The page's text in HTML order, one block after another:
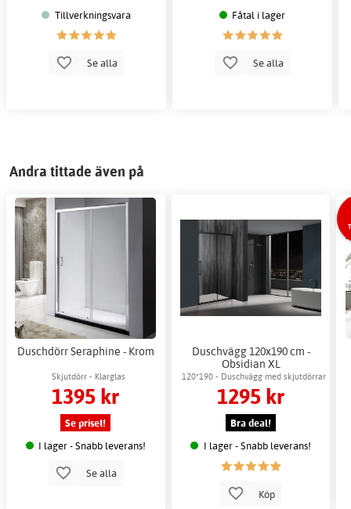
Tillverkningsvara
Se alla
Fåtal i lager
Se alla
Andra tittade även på
Duschdörr Seraphine - Krom
Skjutdörr - Klarglas
1395 kr
Se priset!
I lager - Snabb leverans!
Se alla
Duschvägg 120x190 cm -
Obsidian XL
120*190 - Duschvägg med skjutdörrar
1295 kr
Bra deal!
I lager - Snabb leverans!
Köp